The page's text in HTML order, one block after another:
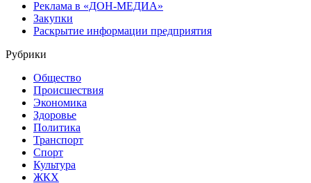
Реклама в «ДОН-МЕДИА»
Закупки
Раскрытие информации предприятия
Рубрики
Общество
Происшествия
Экономика
Здоровье
Политика
Транспорт
Спорт
Культура
ЖКХ